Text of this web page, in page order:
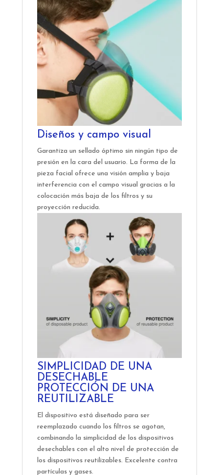
Diseños y campo visual
Garantiza un sellado óptimo sin ningún tipo de
presión en la cara del usuario. La forma de la
pieza facial ofrece una visión amplia y baja
interferencia con el campo visual gracias a la
colocación más baja de los filtros y su
proyección reducida.
SIMPLICIDAD DE UNA
DESECHABLE
PROTECCIÓN DE UNA
REUTILIZABLE
El dispositivo está diseñado para ser
reemplazado cuando los filtros se agotan,
combinando la simplicidad de los dispositivos
desechables con el alto nivel de protección de
los dispositivos reutilizables. Excelente contra
partículas y gases.